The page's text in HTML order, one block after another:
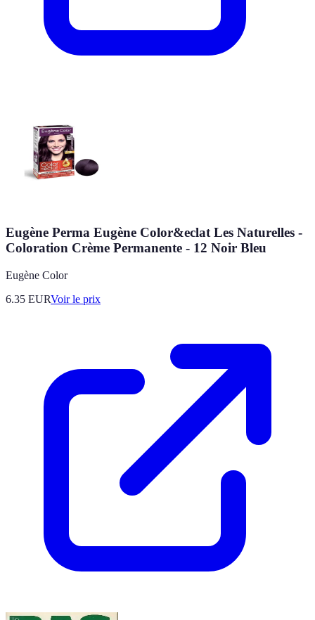
Eugène Perma Eugène Color&eclat Les Naturelles -
Coloration Crème Permanente - 12 Noir Bleu
Eugène Color
6.35 EURVoir le prix